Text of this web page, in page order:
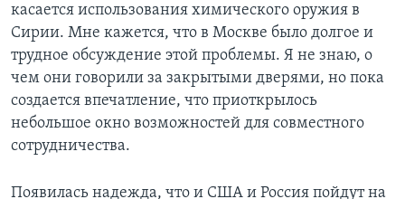
касается использования химического оружия в
Сирии. Мне кажется, что в Москве было долгое и
трудное обсуждение этой проблемы. Я не знаю, о
чем они говорили за закрытыми дверями, но пока
создается впечатление, что приоткрылось
небольшое окно возможностей для совместного
сотрудничества.
Появилась надежда, что и США и Россия пойдут на